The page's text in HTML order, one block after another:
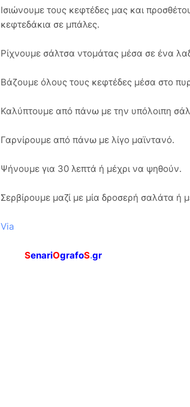
Ισιώνουμε τους κεφτέδες μας και
κεφτεδάκια σε μπάλες.
Ρίχνουμε σάλτσα ντομάτας μέσα σε ένα
Βάζουμε όλους τους κεφτέδες μέσα στο
Καλύπτουμε από πάνω με την υπόλοιπη
Γαρνίρουμε από πάνω με λίγο μαϊντανό.
Ψήνουμε για 30 λεπτά ή μέχρι να ψηθούν.
Σερβίρουμε μαζί με μία δροσερή σαλάτα ή
Via
SenariOgrafoS.gr